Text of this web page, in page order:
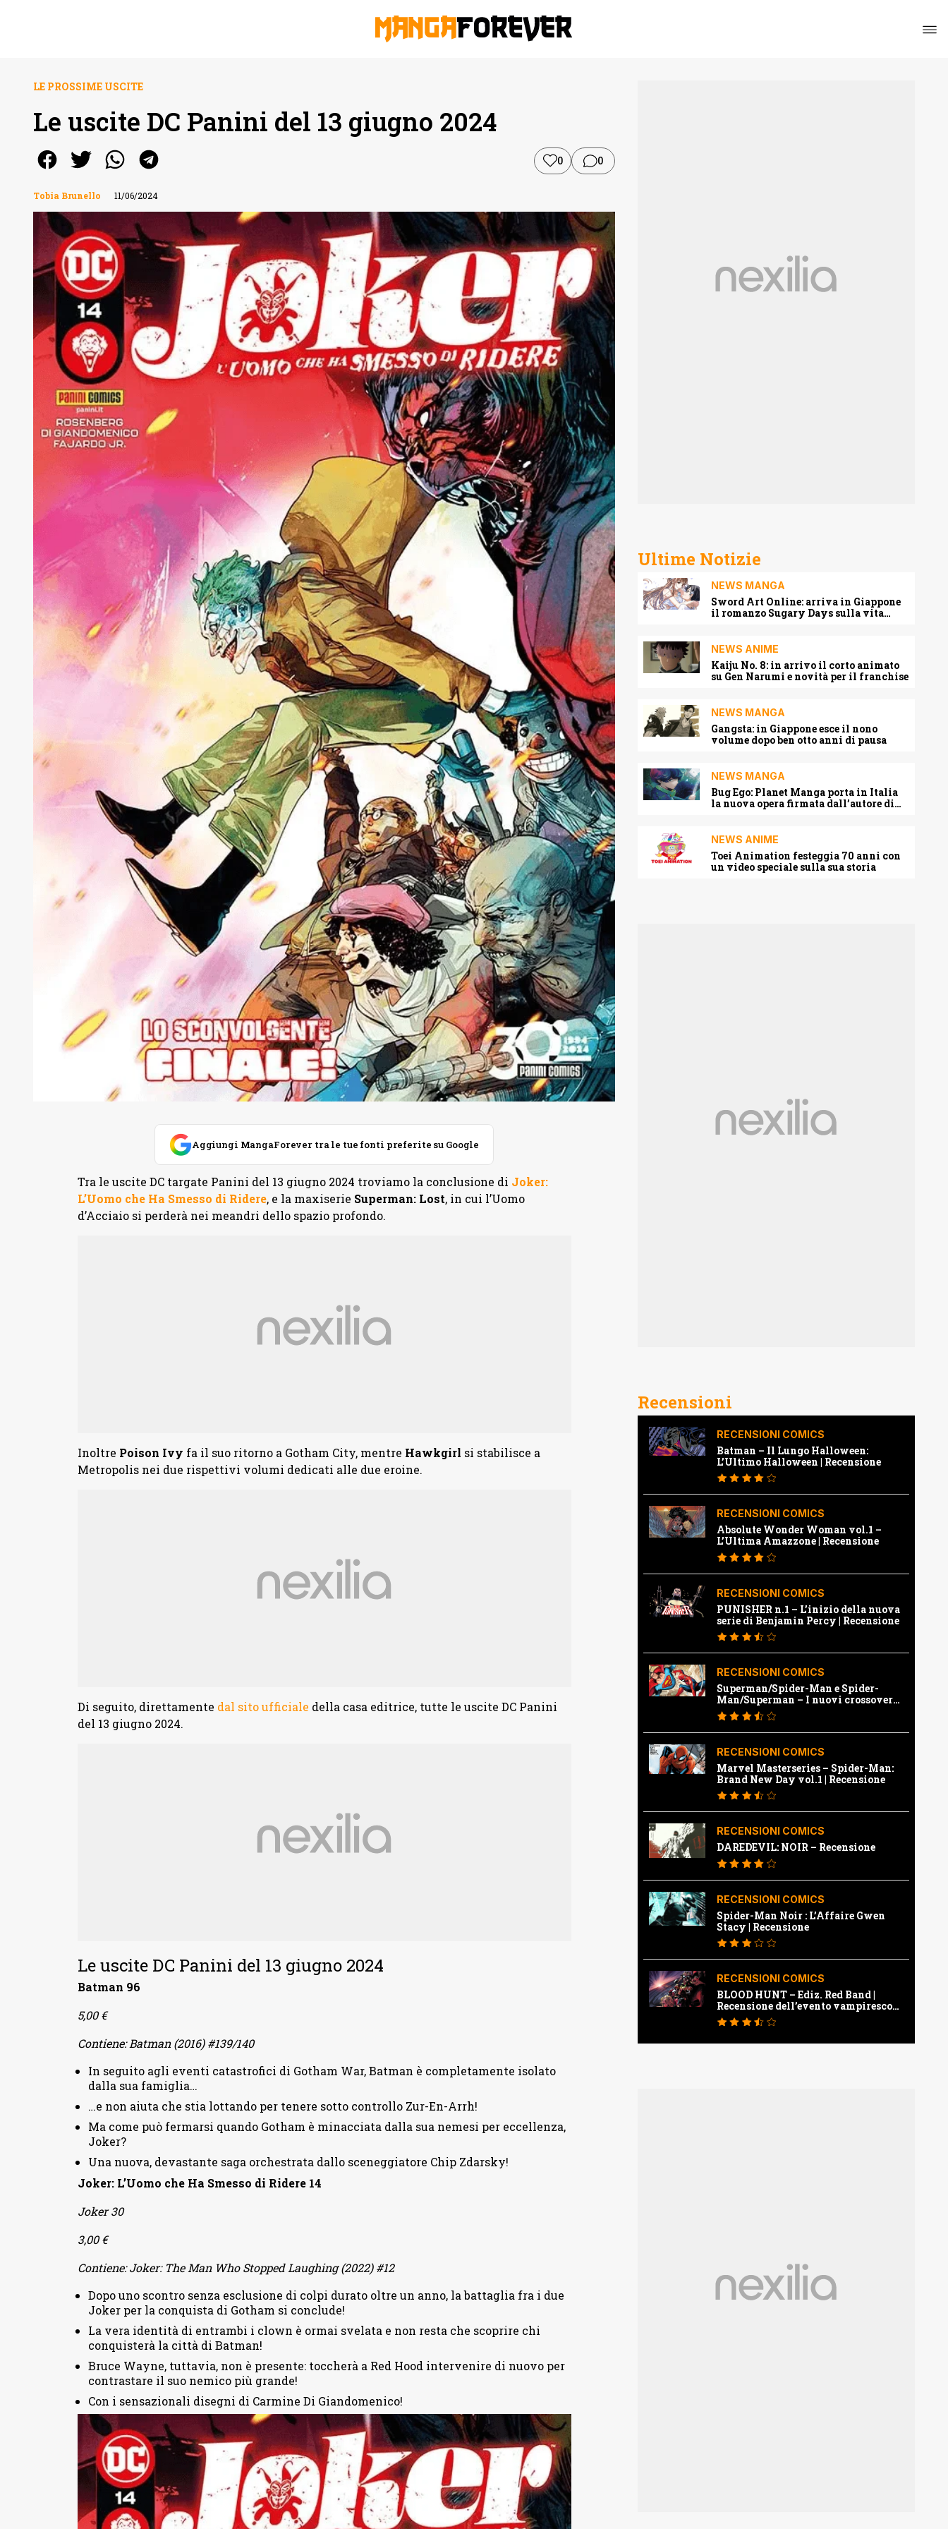
LE PROSSIME USCITE
Le uscite DC Panini del 13 giugno 2024
0 0
Tobia Brunello 11/06/2024
Aggiungi MangaForever tra le tue fonti preferite su Google
Tra le uscite DC targate Panini del 13 giugno 2024 troviamo la conclusione di Joker:
L’Uomo che Ha Smesso di Ridere, e la maxiserie Superman: Lost, in cui l’Uomo
d’Acciaio si perderà nei meandri dello spazio profondo.
Inoltre Poison Ivy fa il suo ritorno a Gotham City, mentre Hawkgirl si stabilisce a
Metropolis nei due rispettivi volumi dedicati alle due eroine.
Di seguito, direttamente dal sito ufficiale della casa editrice, tutte le uscite DC Panini
del 13 giugno 2024.
Le uscite DC Panini del 13 giugno 2024
Batman 96
5,00 €
Contiene: Batman (2016) #139/140
In seguito agli eventi catastrofici di Gotham War, Batman è completamente isolato
dalla sua famiglia…
…e non aiuta che stia lottando per tenere sotto controllo Zur-En-Arrh!
Ma come può fermarsi quando Gotham è minacciata dalla sua nemesi per eccellenza,
Joker?
Una nuova, devastante saga orchestrata dallo sceneggiatore Chip Zdarsky!
Joker: L’Uomo che Ha Smesso di Ridere 14
Joker 30
3,00 €
Contiene: Joker: The Man Who Stopped Laughing (2022) #12
Dopo uno scontro senza esclusione di colpi durato oltre un anno, la battaglia fra i due
Joker per la conquista di Gotham si conclude!
La vera identità di entrambi i clown è ormai svelata e non resta che scoprire chi
conquisterà la città di Batman!
Bruce Wayne, tuttavia, non è presente: toccherà a Red Hood intervenire di nuovo per
contrastare il suo nemico più grande!
Con i sensazionali disegni di Carmine Di Giandomenico!
Ultime Notizie
NEWS MANGA
Sword Art Online: arriva in Giappone
il romanzo Sugary Days sulla vita
NEWS ANIME
Kaiju No. 8: in arrivo il corto animato
su Gen Narumi e novità per il franchise
NEWS MANGA
Gangsta: in Giappone esce il nono
volume dopo ben otto anni di pausa
NEWS MANGA
Bug Ego: Planet Manga porta in Italia
la nuova opera firmata dall’autore di
NEWS ANIME
Toei Animation festeggia 70 anni con
un video speciale sulla sua storia
Recensioni
RECENSIONI COMICS
Batman – Il Lungo Halloween:
L’Ultimo Halloween | Recensione
RECENSIONI COMICS
Absolute Wonder Woman vol.1 –
L’Ultima Amazzone | Recensione
RECENSIONI COMICS
PUNISHER n.1 – L’inizio della nuova
serie di Benjamin Percy | Recensione
RECENSIONI COMICS
Superman/Spider-Man e Spider-
Man/Superman – I nuovi crossover
Marvel e Dc | Recensione
RECENSIONI COMICS
Marvel Masterseries – Spider-Man:
Brand New Day vol.1 | Recensione
RECENSIONI COMICS
DAREDEVIL: NOIR – Recensione
RECENSIONI COMICS
Spider-Man Noir : L’Affaire Gwen
Stacy | Recensione
RECENSIONI COMICS
BLOOD HUNT – Ediz. Red Band |
Recensione dell’evento vampiresco
della Marvel